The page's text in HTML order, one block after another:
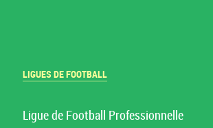
LIGUES DE FOOTBALL
Ligue de Football Professionnelle